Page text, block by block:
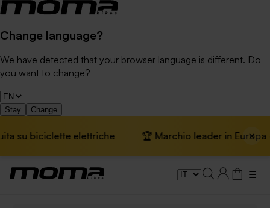
Change language?
We have detected that your browser language is different. Do
you want to change?
Stay Change
elettriche 🏆 Marchio leader in Europa · 📦
×
☰